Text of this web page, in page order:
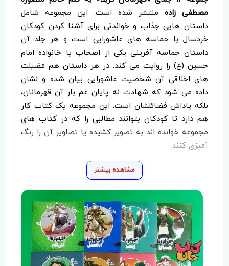
مصطفی زاده منتشر شده است. این مجموعه شامل
داستان هایی جذاب و خواندنی برای آشنا کردن کودکان
خردسال با حماسه های عاشورایی است و هر جلد آن
داستان حماسه آفرینی یکی از اصحاب یا خانواده امام
حسین (ع) را روایت می کند. در هر داستان هم فضیلت
های اخلاقی آن شخصیت عاشورایی بیان شده و نشان
داده می شود که شهادت نه پایان غم بار آن قهرمانان،
بلکه پاداش فضائلشان است. این مجموعه یک کتاب کار
هم دارد تا کودکان بتوانند مطالبی را که در کتاب های
مجموعه خوانده اند به تصویر کشیده یا تصاویر آن را رنگ
آمیزی کنند
مشاهده بیشتر